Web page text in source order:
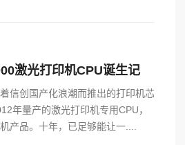
激光打印机CPU诞生记
信创国产化浪潮而推出的打印机芯
年量产的激光打印机专用CPU，
产品。十年，已足够能让一....